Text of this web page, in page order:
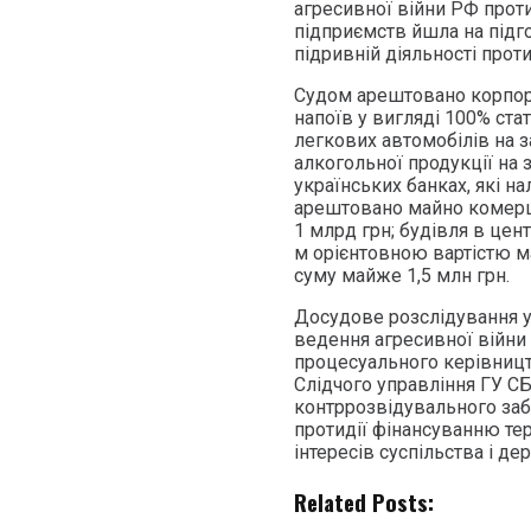
агресивної війни РФ
підприємств йшла на
підривній діяльності
Судом арештовано
напоїв у вигляді 100%
легкових автомобілів на
алкогольної продукції
українських банках, які
арештовано майно
1 млрд грн; ​будівля в
м орієнтовною вартістю
суму майже 1,5 млн грн.
Досудове розслідування
ведення агресивної
процесуального
Слідчого управління ГУ
контррозвідувального
протидії фінансуванню
інтересів суспільства і
Related Posts: